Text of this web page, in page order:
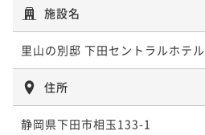
施設名
里山の別邸 下田セントラルホテル
住所
静岡県下田市相玉133-1